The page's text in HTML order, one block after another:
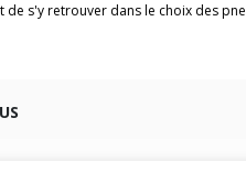
de s'y retrouver dans le choix des
trouver les dimensions de vos